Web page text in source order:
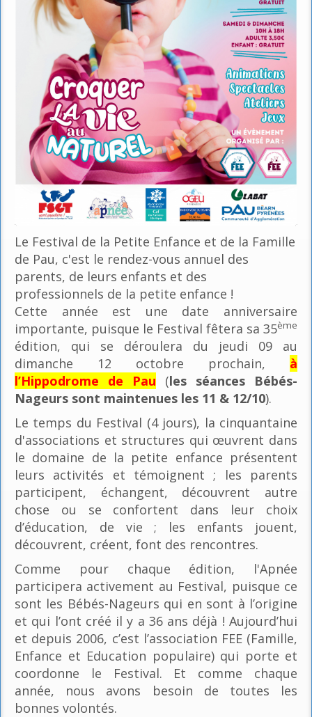
Le Festival de la Petite Enfance et de la Famille
de Pau, c'est le rendez-vous annuel des
parents, de leurs enfants et des
professionnels de la petite enfance !
Cette année est une date anniversaire
importante, puisque le Festival fêtera sa 35ème
édition, qui se déroulera du jeudi 09 au
dimanche 12 octobre prochain, à
l’Hippodrome de Pau (les séances Bébés-
Nageurs sont maintenues les 11 & 12/10).
Le temps du Festival (4 jours), la cinquantaine
d'associations et structures qui œuvrent dans
le domaine de la petite enfance présentent
leurs activités et témoignent ; les parents
participent, échangent, découvrent autre
chose ou se confortent dans leur choix
d’éducation, de vie ; les enfants jouent,
découvrent, créent, font des rencontres.
Comme pour chaque édition, l'Apnée
participera activement au Festival, puisque ce
sont les Bébés-Nageurs qui en sont à l’origine
et qui l’ont créé il y a 36 ans déjà ! Aujourd’hui
et depuis 2006, c’est l’association FEE (Famille,
Enfance et Education populaire) qui porte et
coordonne le Festival. Et comme chaque
année, nous avons besoin de toutes les
bonnes volontés.